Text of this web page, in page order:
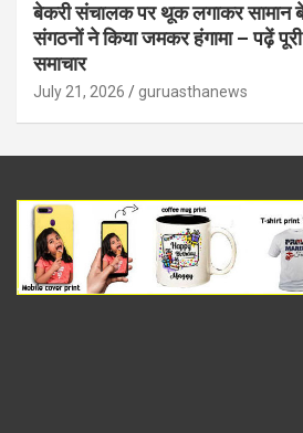
बेकरी संचालक पर थूक लगाकर सामान
संगठनों ने किया जमकर हंगामा – पढ़ें
समाचार
July 21, 2026 guruasthanews